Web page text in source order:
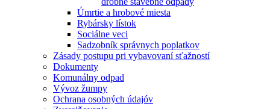
Úmrtie a hrobové miesta
Rybársky lístok
Sociálne veci
Sadzobník správnych poplatkov
Zásady postupu pri vybavovaní sťažností
Dokumenty
Komunálny odpad
Vývoz žumpy
Ochrana osobných údajóv